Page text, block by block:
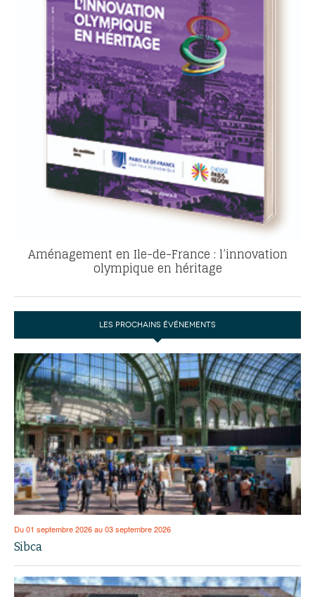
Aménagement en Ile-de-France : l’innovation
olympique en héritage
LES PROCHAINS ÉVÉNEMENTS
Du 01 septembre 2026 au 03 septembre 2026
Sibca